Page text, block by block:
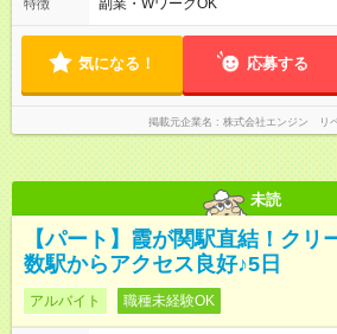
::::: ::::: ::::: ::::: ::::: ::::::
OK
特徴 副業・WワークOK
気になる！ 応募する
掲載元企業名 株式会社エンジン リ
未読
【パート】霞が関駅直結！ク
数駅からアクセス良好♪5日
アルバイト 職種未経験OK